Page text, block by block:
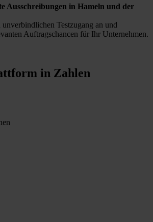
Ausschreibungen in Hameln und der
Testzugang an und
Auftragschancen für Ihr Unternehmen.
in Zahlen